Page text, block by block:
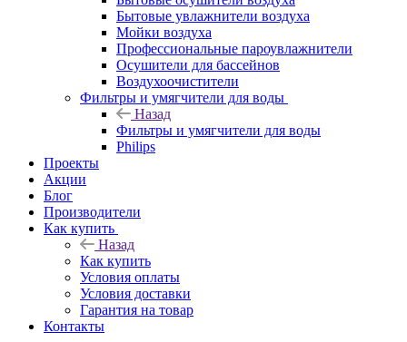
Бытовые увлажнители воздуха
Мойки воздуха
Профессиональные пароувлажнители
Осушители для бассейнов
Воздухоочистители
Фильтры и умягчители для воды
Назад
Фильтры и умягчители для воды
Philips
Проекты
Акции
Блог
Производители
Как купить
Назад
Как купить
Условия оплаты
Условия доставки
Гарантия на товар
Контакты